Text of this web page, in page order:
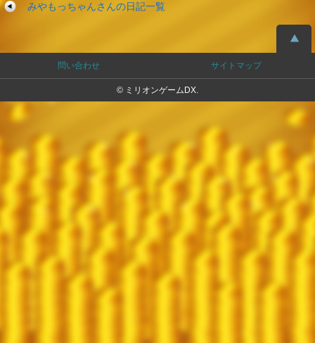
みやもっちゃんさんの日記一覧
問い合わせ サイトマップ
© ミリオンゲームDX.